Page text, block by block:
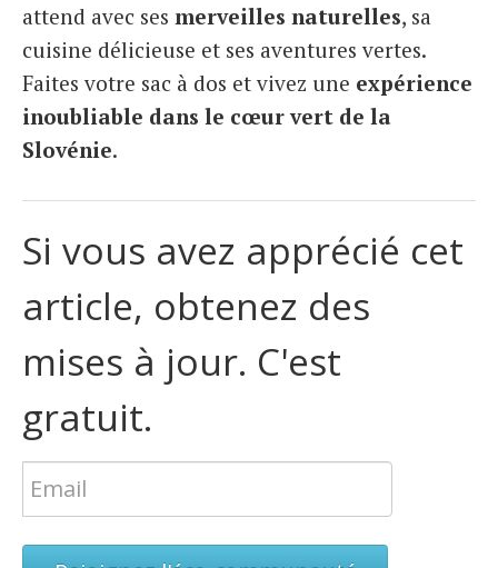
attend avec ses merveilles naturelles, sa
cuisine délicieuse et ses aventures vertes.
Faites votre sac à dos et vivez une expérience
inoubliable dans le cœur vert de la
Slovénie.
Si vous avez apprécié cet
article, obtenez des
mises à jour. C'est
gratuit.